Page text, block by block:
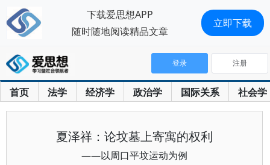
首页 法学 经济学 政治学 国际关系 社会学
登录 注册
夏泽祥：论坟墓上寄寓的权利
——以周口平坟运动为例
下载爱思想APP
随时随地阅读精品文章
立即下载